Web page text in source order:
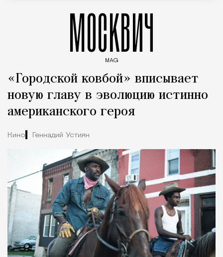
МОСКВИЧ
MAG
«Городской ковбой» вписывает
новую главу в эволюцию истинно
американского героя
Кино Геннадий Устиян